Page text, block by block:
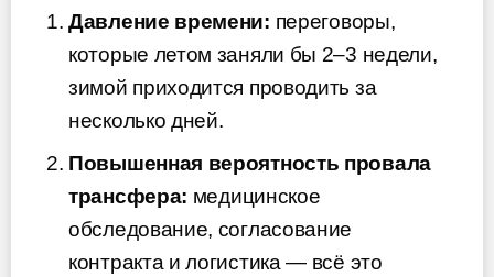
Давление времени: переговоры,
которые летом заняли бы 2–3 недели,
зимой приходится проводить за
несколько дней.
Повышенная вероятность провала
трансфера: медицинское
обследование, согласование
контракта и логистика — всё это